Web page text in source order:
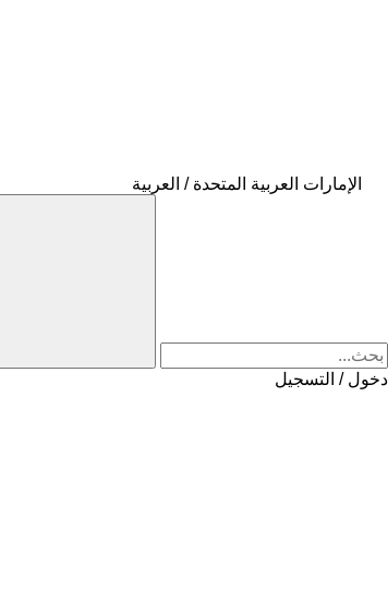
الإمارات العربية المتحدة / العربية
دخول / التسجيل